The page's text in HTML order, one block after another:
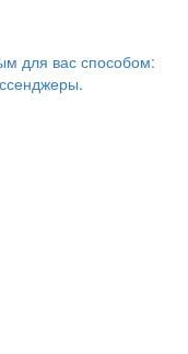
для вас способом: